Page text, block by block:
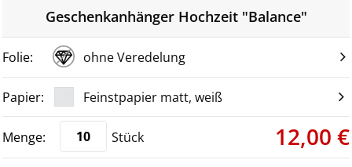
Geschenkanhänger Hochzeit "Balance"
ohne Veredelung
Feinstpapier matt, weiß
Stück 12,00 €